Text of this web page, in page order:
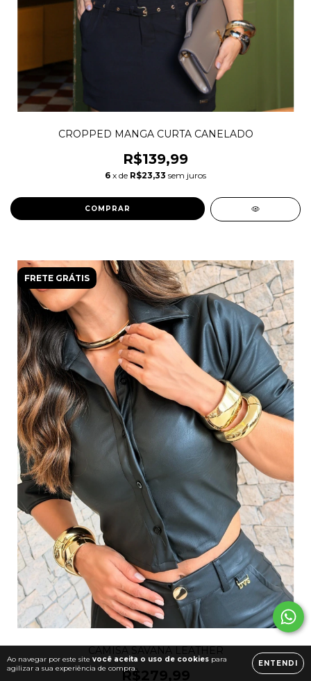
Ao navegar por este site você aceita o uso de cookies para
agilizar a sua experiência de compra.
ENTENDI
CROPPED MANGA CURTA CANELADO
R$139,99
6 x de R$23,33 sem juros
COMPRAR
FRETE GRÁTIS
CAMISA SAVANA LEATHER
R$279,99